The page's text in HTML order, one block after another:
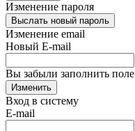
Изменение пароля
Выслать новый пароль
Изменение email
Новый E-mail
Вы забыли заполнить поле
Изменить
Вход в систему
E-mail